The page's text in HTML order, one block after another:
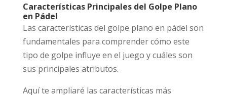
Características Principales del Golpe Plano
en Pádel
Las características del golpe plano en pádel son
fundamentales para comprender cómo este
tipo de golpe influye en el juego y cuáles son
sus principales atributos.
Aquí te ampliaré las características más